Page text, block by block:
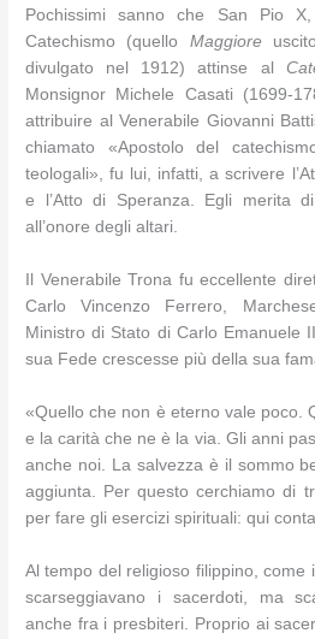
Pochissimi sanno che San Pio
Catechismo (quello Maggiore
divulgato nel 1912) attinse al
Monsignor Michele Casati (1699-
attribuire al Venerabile Giovanni
chiamato «Apostolo del
teologali», fu lui, infatti, a scrivere
e l’Atto di Speranza. Egli merita
all’onore degli altari.
Il Venerabile Trona fu eccellente
Carlo Vincenzo Ferrero,
Ministro di Stato di Carlo Emanuele
sua Fede crescesse più della sua
«Quello che non è eterno vale poco.
e la carità che ne è la via. Gli anni
anche noi. La salvezza è il sommo
aggiunta. Per questo cerchiamo di
per fare gli esercizi spirituali: qui
Al tempo del religioso filippino, come
scarseggiavano i sacerdoti, ma
anche fra i presbiteri. Proprio ai